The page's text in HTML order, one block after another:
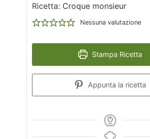
Ricetta: Croque monsieur
Nessuna valutazione
Stampa Ricetta
Appunta la ricetta